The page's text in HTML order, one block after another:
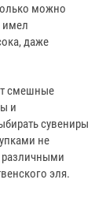
можно
имел
даже
смешные
и
сувениры
не
различными
эля.